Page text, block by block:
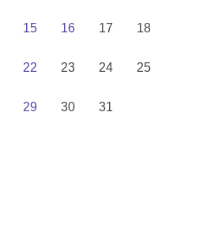
15 16 17 18
22 23 24 25
29 30 31